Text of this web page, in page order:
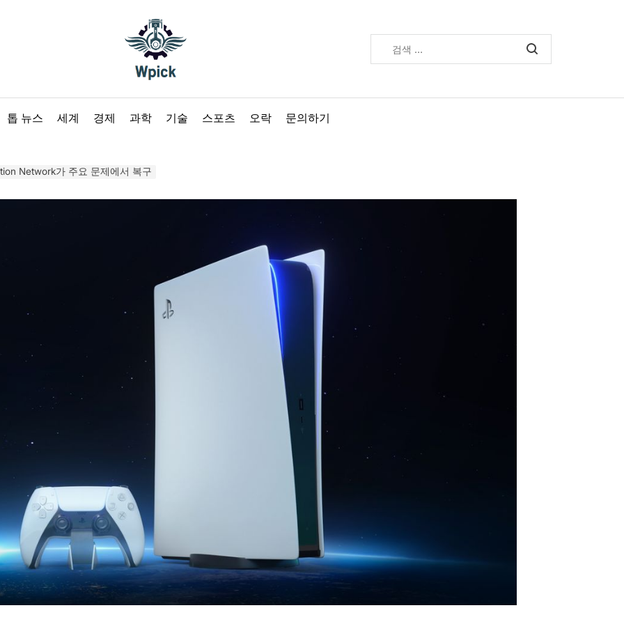
톱 뉴스 세계 경제 과학 기술 스포츠 오락 문의하기
Network가 주요 문제에서 복구